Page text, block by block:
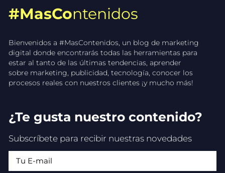
#MasContenidos
Bienvenidos a #MasContenidos, un blog de marketing
digital donde encontrarás todas las herramientas para
estar al tanto de las últimas tendencias, aprender
sobre marketing, publicidad, tecnología, conocer los
procesos reales con nuestros clientes ¡y mucho más!
¿Te gusta nuestro contenido?
Subscríbete para recibir nuestras novedades